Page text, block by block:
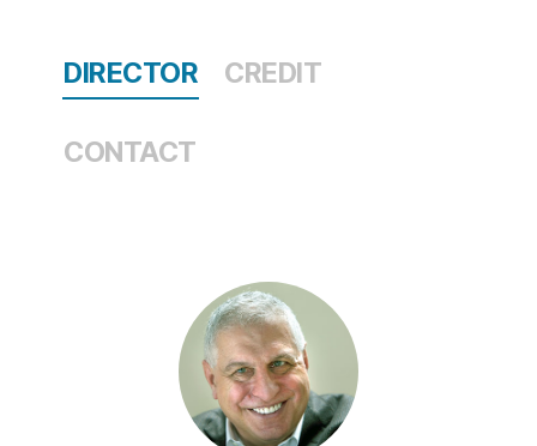
DIRECTOR CREDIT
CONTACT